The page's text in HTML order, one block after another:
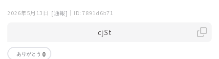
2026年5月13日 [通報] ｜ID:7891d6b71
cjSt
0